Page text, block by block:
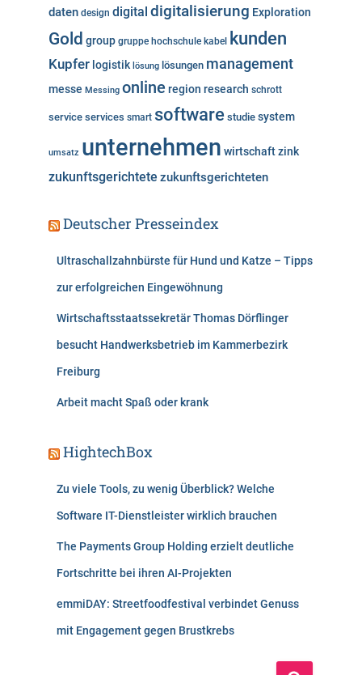
n
daten design digital digitalisierung Exploration
Gold group gruppe hochschule kabel kunden
Kupfer logistik lösung lösungen management
messe Messing online region research schrott
service services smart software studie system
umsatz unternehmen wirtschaftzink
zukunftsgerichtete zukunftsgerichteten
Deutscher Presseindex
Ultraschallzahnbürste für Hund und Katze – Tipps
zur erfolgreichen Eingewöhnung
Wirtschaftsstaatssekretär Thomas Dörflinger
besucht Handwerksbetrieb im Kammerbezirk
Freiburg
Arbeit macht Spaß oder krank
HightechBox
Zu viele Tools, zu wenig Überblick? Welche
Software IT-Dienstleister wirklich brauchen
The Payments Group Holding erzielt deutliche
Fortschritte bei ihren AI-Projekten
emmiDAY: Streetfoodfestival verbindet Genuss
mit Engagement gegen Brustkrebs